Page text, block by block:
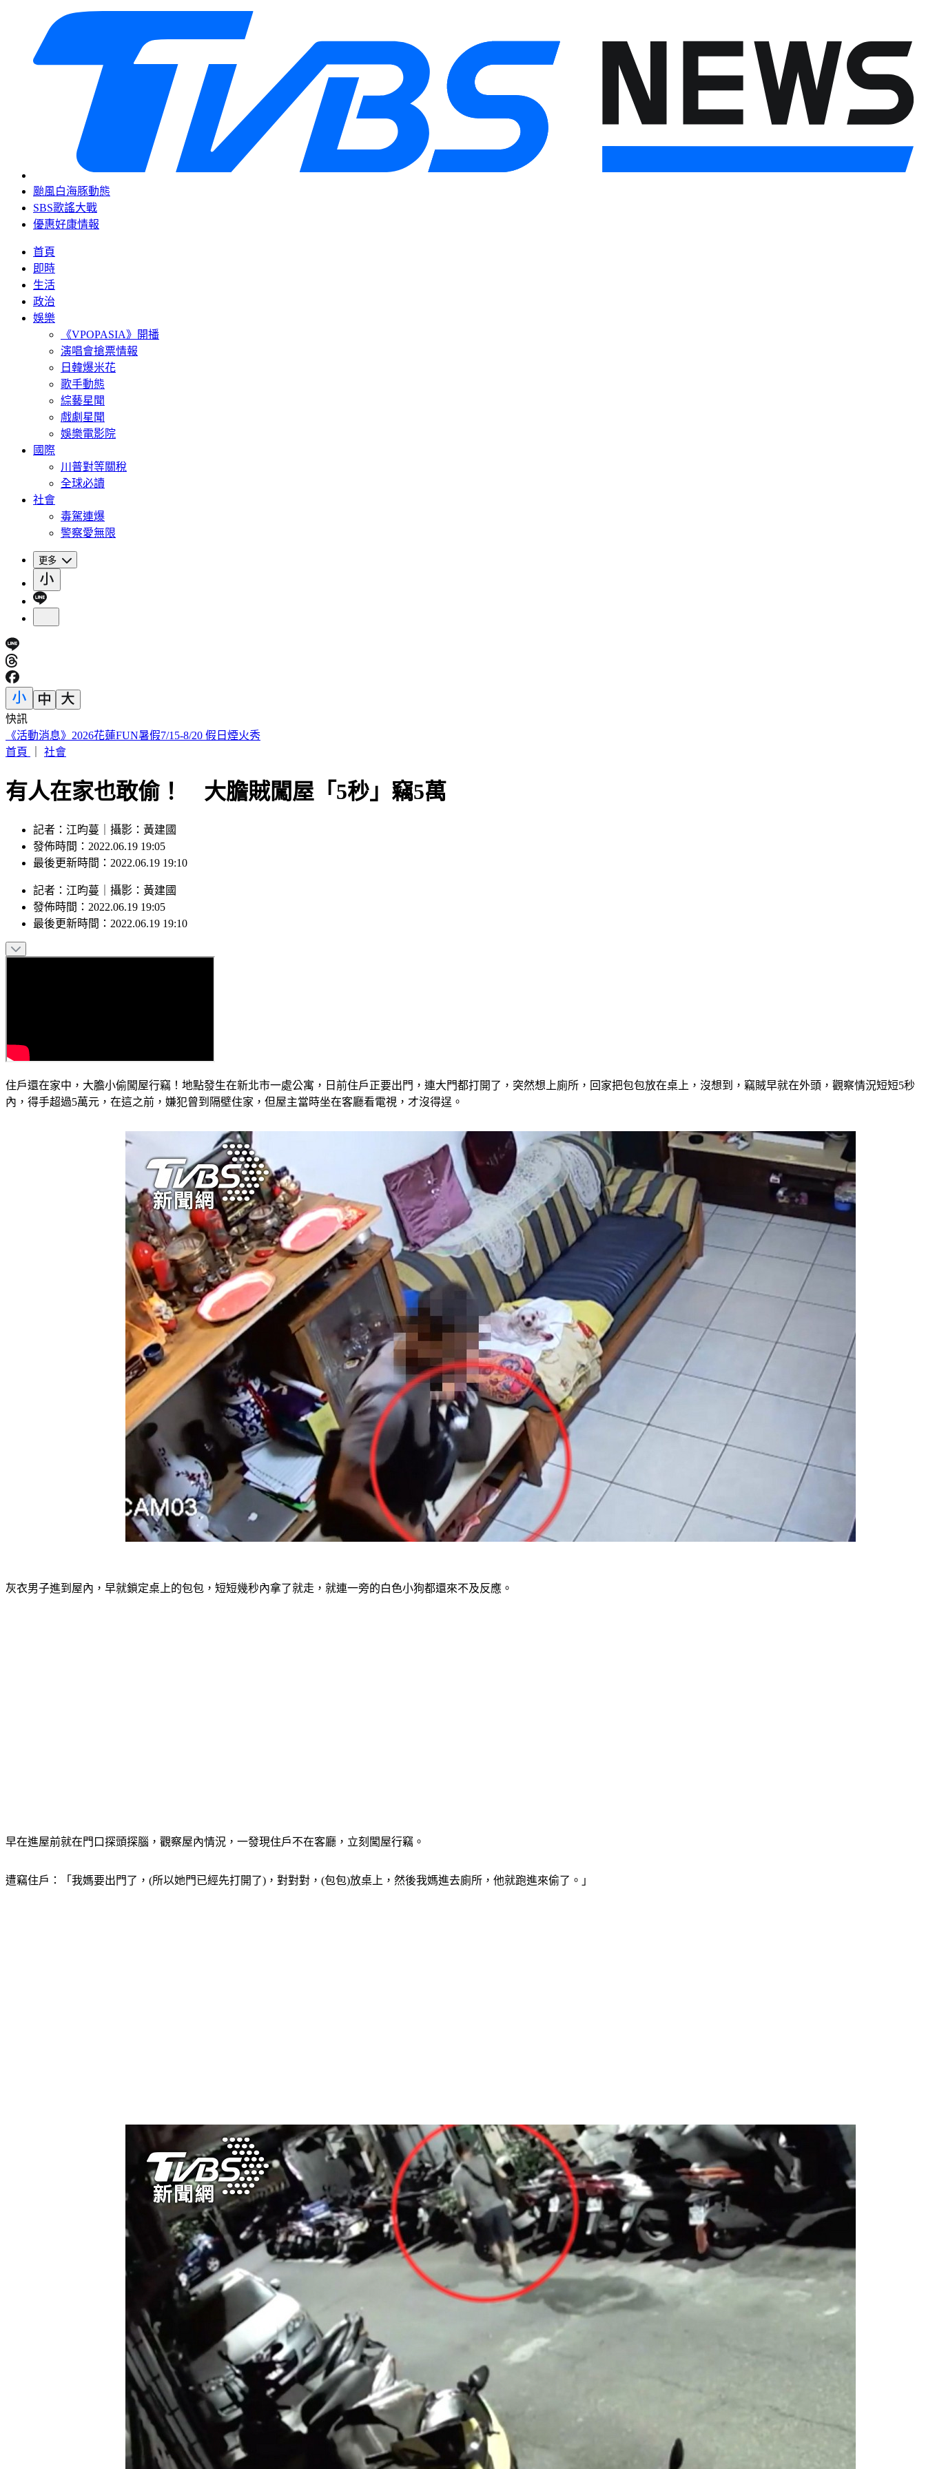
颱風白海豚動態
SBS歌謠大戰
優惠好康情報
首頁
即時
生活
政治
娛樂
《VPOPASIA》開播
演唱會搶票情報
日韓爆米花
歌手動態
綜藝星聞
戲劇星聞
娛樂電影院
國際
川普對等關稅
全球必讀
社會
毒駕連爆
警察愛無限
更多
快訊
iPhone 17也要漲了？傳最快「下週價格異動」 知情人曝內幕
首頁
社會
有人在家也敢偷！ 大膽賊闖屋「5秒」竊5萬
記者：江昀蔓｜攝影：黃建國
發佈時間：2022.06.19 19:05
最後更新時間：2022.06.19 19:10
記者 ： 江昀蔓 攝影 ： 黃建國
發佈時間： 2022.06.19 19:05
最後更新時間： 2022.06.19 19:10
住戶還在家中，大膽小偷闖屋行竊！地點發生在新北市一處公寓，日前住戶正要出門，連大門都打開了，突然想上廁所，回家把包包放在桌上，沒想到，竊賊早就在外頭，觀察情況短短5秒
內，得手超過5萬元，在這之前，嫌犯曾到隔壁住家，但屋主當時坐在客廳看電視，才沒得逞。
灰衣男子進到屋內，早就鎖定桌上的包包，短短幾秒內拿了就走，就連一旁的白色小狗都還來不及反應。
早在進屋前就在門口探頭探腦，觀察屋內情況，一發現住戶不在客廳，立刻闖屋行竊。
遭竊住戶：「我媽要出門了，(所以她門已經先打開了)，對對對，(包包)放桌上，然後我媽進去廁所，他就跑進來偷了。」